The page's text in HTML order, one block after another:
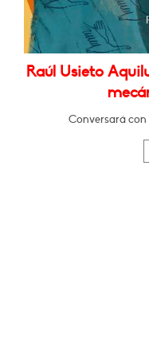
Raúl Usieto
Conversará